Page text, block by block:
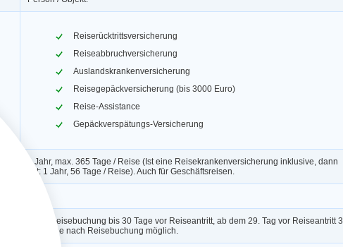
Reiserücktrittsversicherung
Reiseabbruchversicherung
Auslandskrankenversicherung
Reisegepäckversicherung (bis 3000 Euro)
Reise-Assistance
Gepäckverspätungs-Versicherung
1 Jahr, max. 365 Tage / Reise (Ist eine Reisekrankenversicherung inklusive, dann
gilt: 1 Jahr, 56 Tage / Reise). Auch für Geschäftsreisen.
Nach Reisebuchung bis 30 Tage vor Reiseantritt, ab dem 29. Tag vor Reiseantritt 3
Werktage nach Reisebuchung möglich.